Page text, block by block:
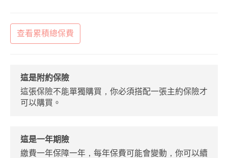
查看累積總保費
這是附約保險
這張保險不能單獨購買，你必須搭配一張主約保險才
可以購買。
這是一年期險
繳費一年保障一年，每年保費可能會變動，你可以續